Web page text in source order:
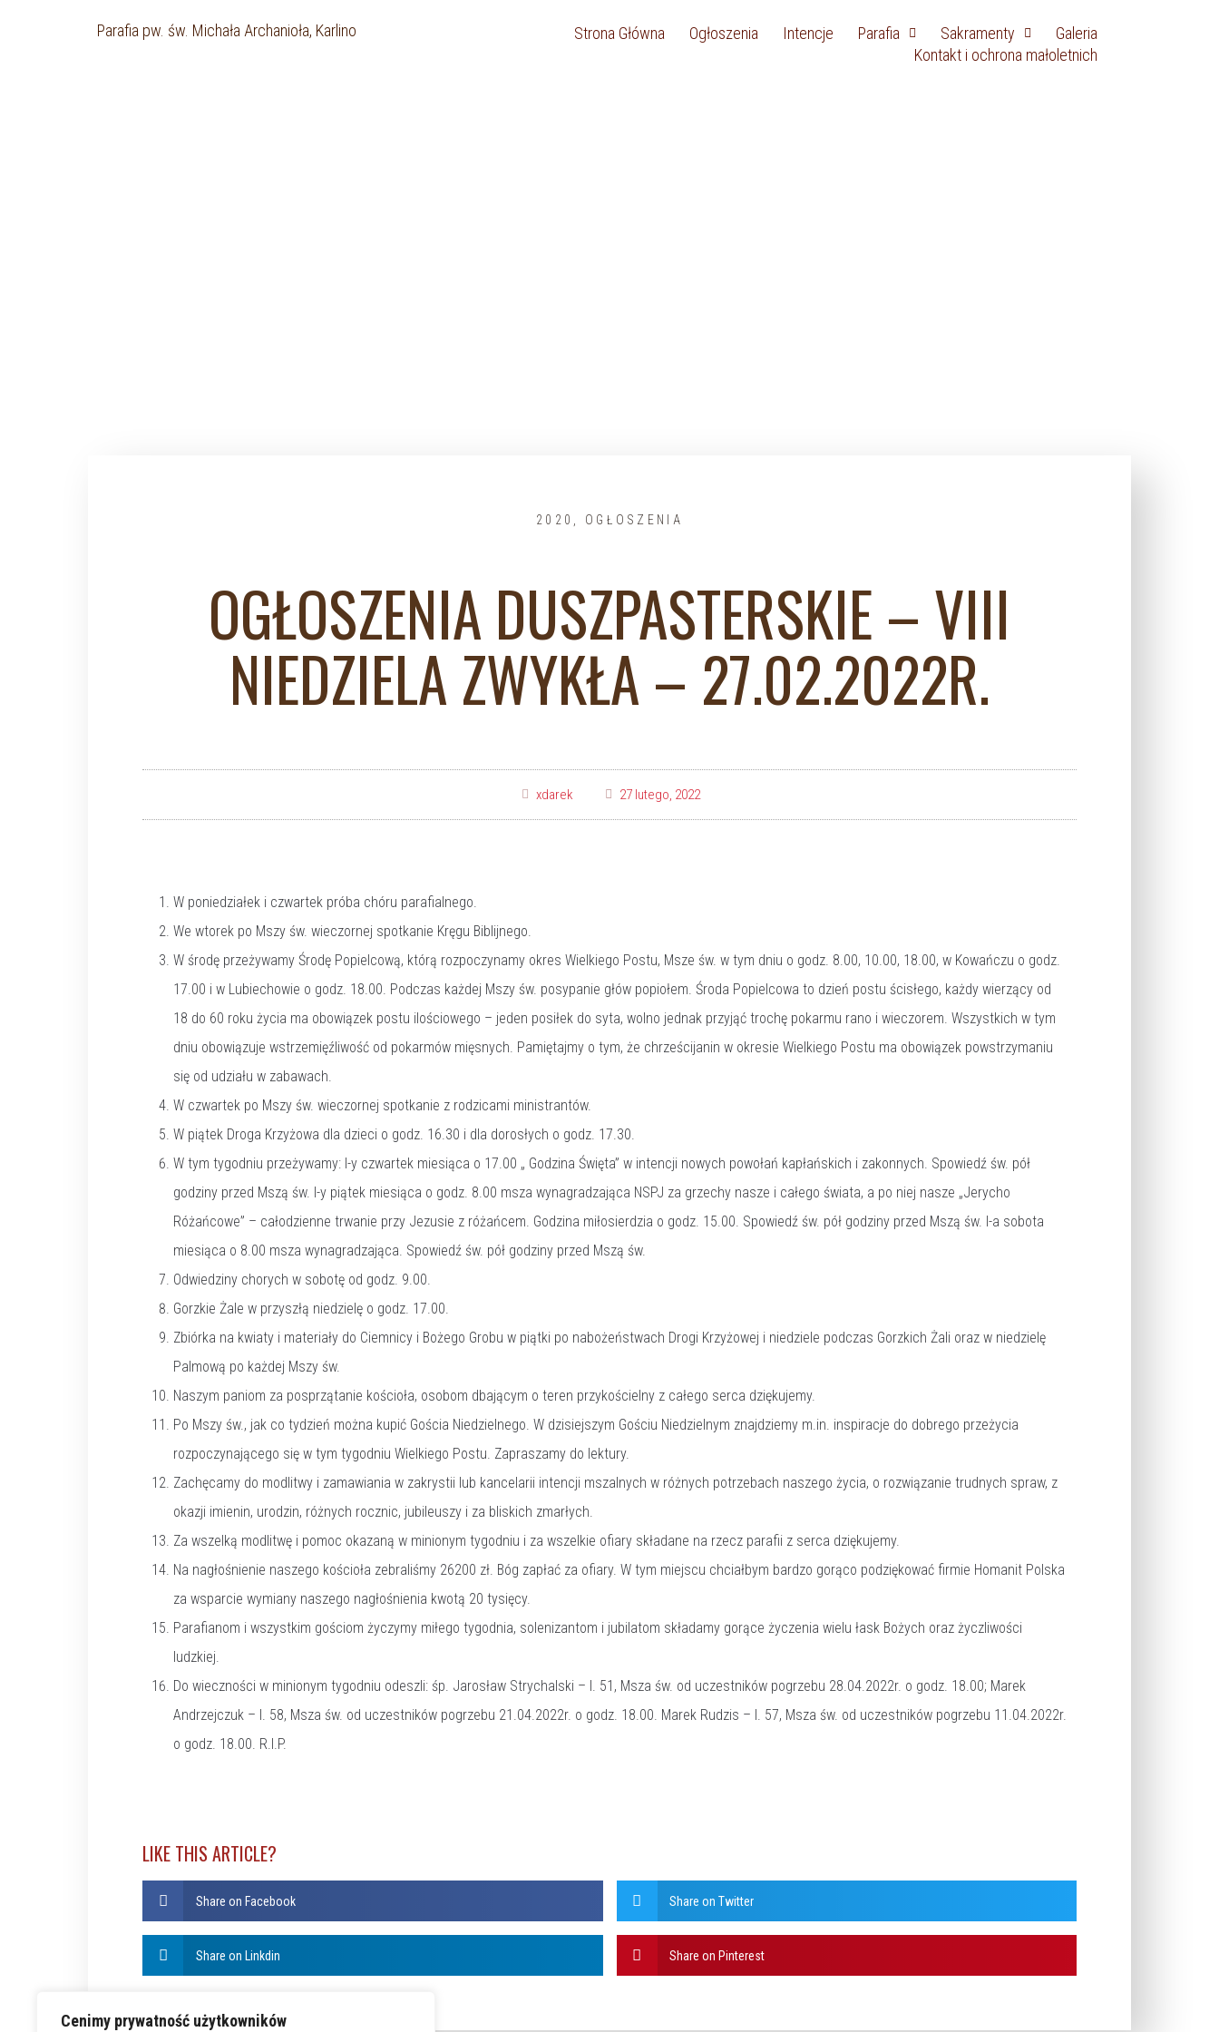
Cenimy prywatność użytkowników
Parafia pw. św. Michała Archanioła, Karlino Strona Główna Ogłoszenia Intencje Parafia Sakramenty
Galeria
Kontakt i ochrona małoletnich
2020 OGŁOSZENIA
OGŁOSZENIA DUSZPASTERSKIE – VIII
NIEDZIELA ZWYKŁA – 27.02.2022R.
xdarek 27 lutego, 2022
W poniedziałek i czwartek próba chóru parafialnego.
We wtorek po Mszy św. wieczornej spotkanie Kręgu Biblijnego.
W środę przeżywamy Środę Popielcową, którą rozpoczynamy okres Wielkiego Postu, Msze św. w tym dniu o godz. 8.00, 10.00, 18.00, w Kowańczu o godz.
17.00 i w Lubiechowie o godz. 18.00. Podczas każdej Mszy św. posypanie głów popiołem. Środa Popielcowa to dzień postu ścisłego, każdy wierzący od
18 do 60 roku życia ma obowiązek postu ilościowego – jeden posiłek do syta, wolno jednak przyjąć trochę pokarmu rano i wieczorem. Wszystkich w tym
dniu obowiązuje wstrzemięźliwość od pokarmów mięsnych. Pamiętajmy o tym, że chrześcijanin w okresie Wielkiego Postu ma obowiązek powstrzymaniu
się od udziału w zabawach.
W czwartek po Mszy św. wieczornej spotkanie z rodzicami ministrantów.
W piątek Droga Krzyżowa dla dzieci o godz. 16.30 i dla dorosłych o godz. 17.30.
W tym tygodniu przeżywamy: I-y czwartek miesiąca o 17.00 „ Godzina Święta” w intencji nowych powołań kapłańskich i zakonnych. Spowiedź św. pół
godziny przed Mszą św. I-y piątek miesiąca o godz. 8.00 msza wynagradzająca NSPJ za grzechy nasze i całego świata, a po niej nasze „Jerycho
Różańcowe” – całodzienne trwanie przy Jezusie z różańcem. Godzina miłosierdzia o godz. 15.00. Spowiedź św. pół godziny przed Mszą św. I-a sobota
miesiąca o 8.00 msza wynagradzająca. Spowiedź św. pół godziny przed Mszą św.
Odwiedziny chorych w sobotę od godz. 9.00.
Gorzkie Żale w przyszłą niedzielę o godz. 17.00.
Zbiórka na kwiaty i materiały do Ciemnicy i Bożego Grobu w piątki po nabożeństwach Drogi Krzyżowej i niedziele podczas Gorzkich Żali oraz w niedzielę
Palmową po każdej Mszy św.
Naszym paniom za posprzątanie kościoła, osobom dbającym o teren przykościelny z całego serca dziękujemy.
Po Mszy św., jak co tydzień można kupić Gościa Niedzielnego. W dzisiejszym Gościu Niedzielnym znajdziemy m.in. inspiracje do dobrego przeżycia
rozpoczynającego się w tym tygodniu Wielkiego Postu. Zapraszamy do lektury.
Zachęcamy do modlitwy i zamawiania w zakrystii lub kancelarii intencji mszalnych w różnych potrzebach naszego życia, o rozwiązanie trudnych spraw, z
okazji imienin, urodzin, różnych rocznic, jubileuszy i za bliskich zmarłych.
Za wszelką modlitwę i pomoc okazaną w minionym tygodniu i za wszelkie ofiary składane na rzecz parafii z serca dziękujemy.
Na nagłośnienie naszego kościoła zebraliśmy 26200 zł. Bóg zapłać za ofiary. W tym miejscu chciałbym bardzo gorąco podziękować firmie Homanit Polska
za wsparcie wymiany naszego nagłośnienia kwotą 20 tysięcy.
Parafianom i wszystkim gościom życzymy miłego tygodnia, solenizantom i jubilatom składamy gorące życzenia wielu łask Bożych oraz życzliwości
ludzkiej.
Do wieczności w minionym tygodniu odeszli: śp. Jarosław Strychalski – l. 51, Msza św. od uczestników pogrzebu 28.04.2022r. o godz. 18.00; Marek
Andrzejczuk – l. 58, Msza św. od uczestników pogrzebu 21.04.2022r. o godz. 18.00. Marek Rudzis – l. 57, Msza św. od uczestników pogrzebu 11.04.2022r.
o godz. 18.00. R.I.P.
LIKE THIS ARTICLE?
Share on Facebook Share on Twitter
Share on Linkdin Share on Pinterest